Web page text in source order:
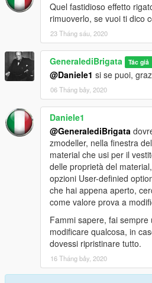
Quel fastidioso effetto
rimuoverlo, se vuoi ti dico
23 Tháng sáu, 2020
GeneralediBrigata Tác giả
@Daniele1 si se puoi,
06 Tháng bảy, 2020
Daniele1
@GeneralediBrigata
zmodeller, nella finestra
material che usi per il
delle proprietà del
opzioni User-definied
che hai appena aperto,
come valore prova a
Fammi sapere, fai
modificare qualcosa, in
dovessi ripristinare tutto.
16 Tháng bảy, 2020